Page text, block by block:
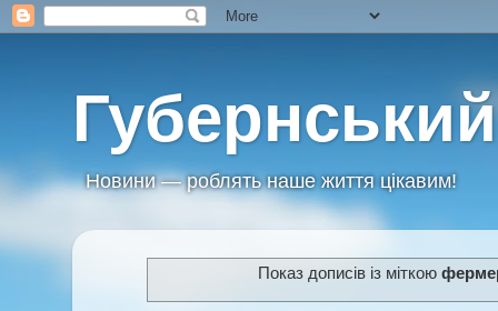
Новини — роблять наше життя цікавим!
Показ дописів із міткою